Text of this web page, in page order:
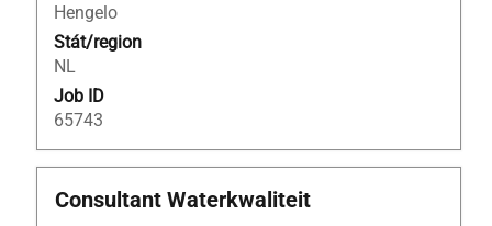
Hengelo
Stát/region
NL
Job ID
65743
Titul
Consultant Waterkwaliteit
Vyberte